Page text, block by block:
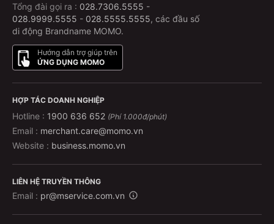
Tổng đài gọi ra : 028.7306.5555 -
028.9999.5555 - 028.5555.5555, các đầu số
di động Brandname MOMO.
Hướng dẫn trợ giúp trên
ỨNG DỤNG MOMO
HỢP TÁC DOANH NGHIỆP
Hotline : 1900 636 652 (Phí 1.000đ/phút)
Email : merchant.care@momo.vn
Website : business.momo.vn
LIÊN HỆ TRUYỀN THÔNG
Email : pr@mservice.com.vn